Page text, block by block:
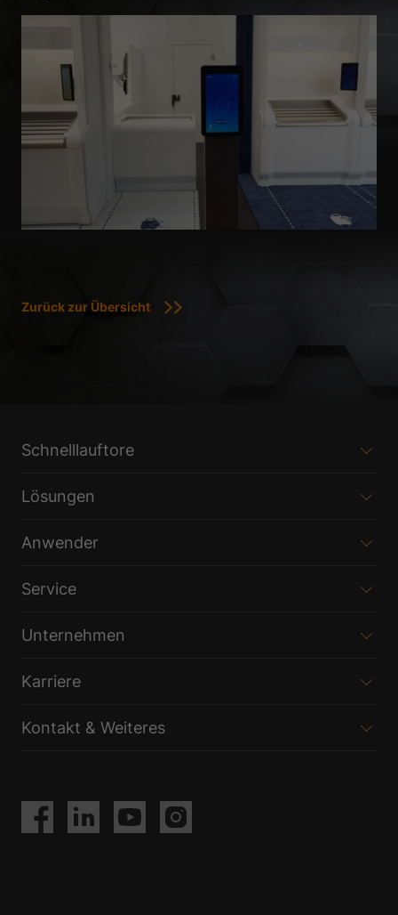
Zurück zur Übersicht
Schnelllauftore
Lösungen
Anwender
Service
Unternehmen
Karriere
Kontakt & Weiteres